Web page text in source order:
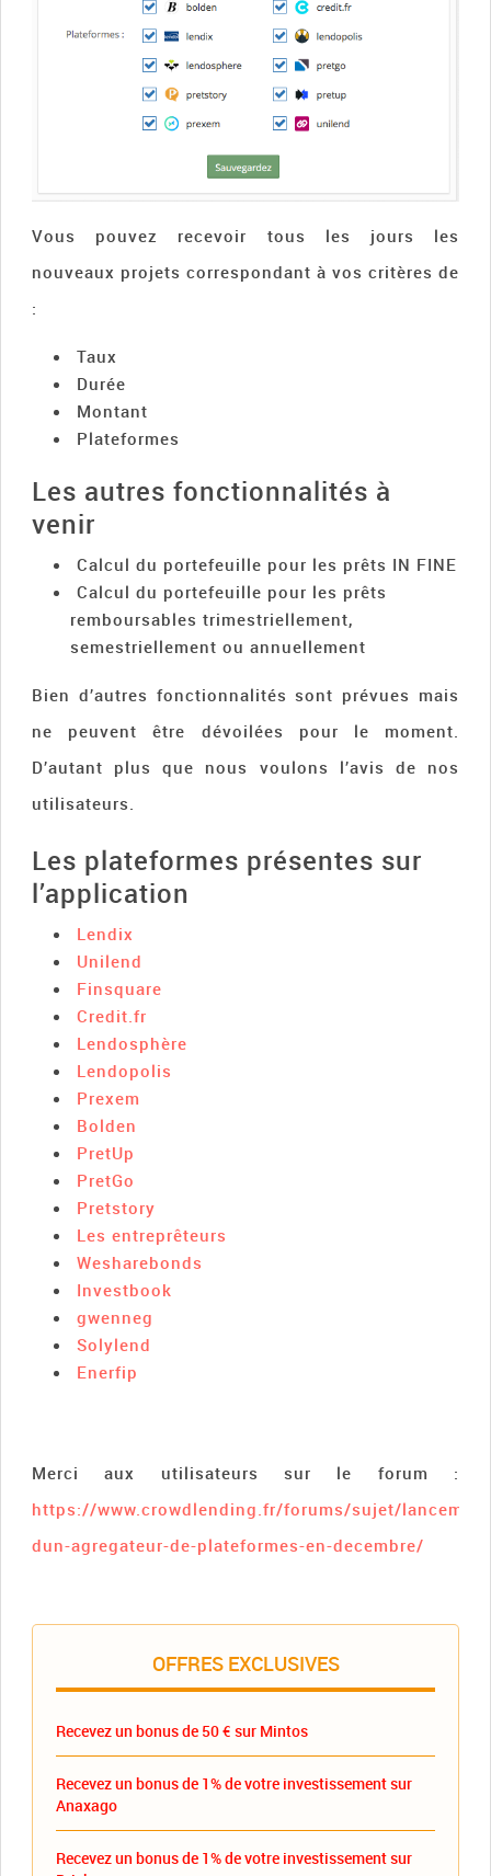
Vous pouvez recevoir tous les jours les
nouveaux projets correspondant à vos critères de
:
Taux
Durée
Montant
Plateformes
Les autres fonctionnalités à
venir
Calcul du portefeuille pour les prêts IN FINE
Calcul du portefeuille pour les prêts
remboursables trimestriellement,
semestriellement ou annuellement
Bien d’autres fonctionnalités sont prévues mais
ne peuvent être dévoilées pour le moment.
D’autant plus que nous voulons l’avis de nos
utilisateurs.
Les plateformes présentes sur
l’application
Lendix
Unilend
Finsquare
Credit.fr
Lendosphère
Lendopolis
Prexem
Bolden
PretUp
PretGo
Pretstory
Les entreprêteurs
Wesharebonds
Investbook
gwenneg
Solylend
Enerfip
Merci aux utilisateurs sur le forum :
https://www.crowdlending.fr/forums/sujet/
dun-agregateur-de-plateformes-en-decembre/
OFFRES EXCLUSIVES
Recevez un bonus de 50 € sur Mintos
Recevez un bonus de 1% de votre investissement sur
Anaxago
Recevez un bonus de 1% de votre investissement sur